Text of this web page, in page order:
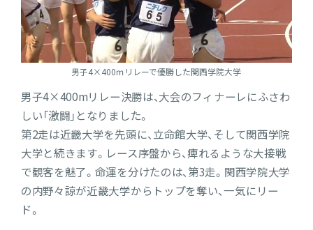
男子4×400ｍリレーで優勝した関西学院大学
男子4×400mリレー決勝は、大会のフィナーレにふさわ
しい「激闘」となりました。
第2走は近畿大学を先頭に、立命館大学、そして関西学院
大学と続きます。レース序盤から、痺れるような大接戦
で観客を魅了。命運を分けたのは、第3走。関西学院大学
の内野々諒が近畿大学からトップを奪い、一気にリー
ド。